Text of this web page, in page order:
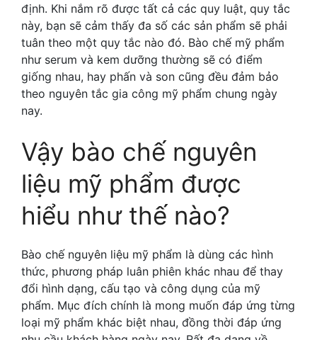
định. Khi nắm rõ được tất cả các quy luật, quy tắc
này, bạn sẽ cảm thấy đa số các sản phẩm sẽ phải
tuân theo một quy tắc nào đó. Bào chế mỹ phẩm
như serum và kem dưỡng thường sẽ có điểm
giống nhau, hay phấn và son cũng đều đảm bảo
theo nguyên tắc gia công mỹ phẩm chung ngày
nay.
Vậy bào chế nguyên
liệu mỹ phẩm được
hiểu như thế nào?
Bào chế nguyên liệu mỹ phẩm là dùng các hình
thức, phương pháp luân phiên khác nhau để thay
đổi hình dạng, cấu tạo và công dụng của mỹ
phẩm. Mục đích chính là mong muốn đáp ứng từng
loại mỹ phẩm khác biệt nhau, đồng thời đáp ứng